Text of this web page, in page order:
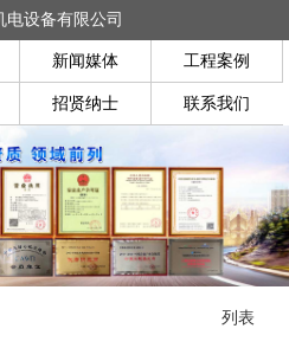
电设备有限公司
新闻媒体 工程案例
招贤纳士 联系我们
列表